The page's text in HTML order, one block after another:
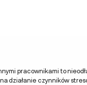
pracownikami to
działanie czynników